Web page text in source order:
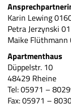
Karin Lewing
Petra Jerzynski
Maike
Apartmenthaus
Düppelstr. 10
48429 Rheine
Tel: 05971 –
Fax: 05971 –